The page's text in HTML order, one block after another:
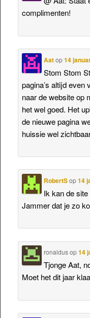
complimenten!
Aatop14
Stom Stom
pagina’s altijd
naar de website op
het wel goed. Het
de nieuwe pagina
huissie wel
RobertSop14
Ik kan de
Jammer dat je zo
ronaldusop14
Tjonge Aat,
Moet het dit jaar